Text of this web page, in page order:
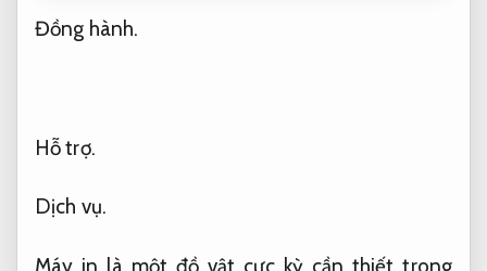
Đồng hành.
Hỗ trợ.
Dịch vụ.